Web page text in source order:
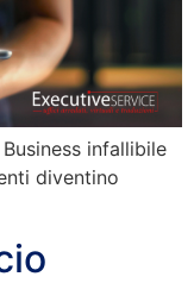
infallibile
diventino